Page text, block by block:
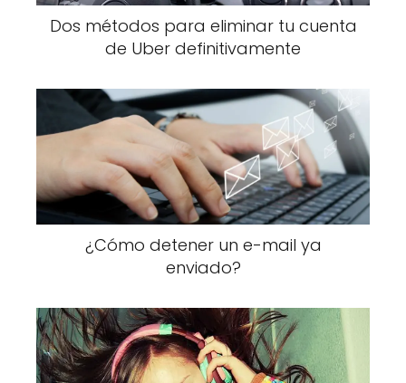
Dos métodos para eliminar tu cuenta
de Uber definitivamente
¿Cómo detener un e-mail ya
enviado?